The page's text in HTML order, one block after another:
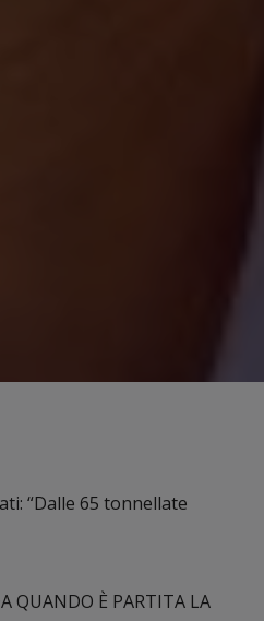
“Dalle 65 tonnellate
QUANDO È PARTITA LA